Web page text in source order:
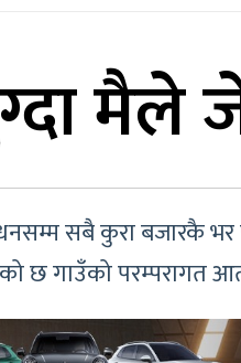
सबै कुरा बजारकै भर
गाउँको परम्परागत